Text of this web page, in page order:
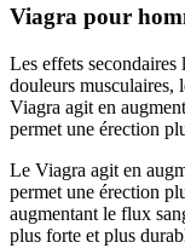
Viagra pour
Les effets secondaires
douleurs musculaires,
Viagra agit en
permet une érection
Le Viagra agit en
permet une érection
augmentant le flux
plus forte et plus